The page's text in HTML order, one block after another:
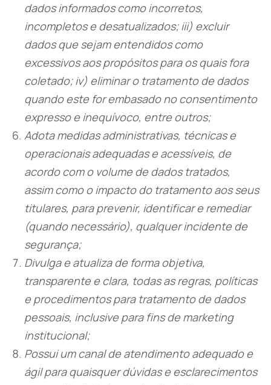
dados informados como incorretos,
incompletos e desatualizados; iii) excluir
dados que sejam entendidos como
excessivos aos propósitos para os quais fora
coletado; iv) eliminar o tratamento de dados
quando este for embasado no consentimento
expresso e inequívoco, entre outros;
Adota medidas administrativas, técnicas e
operacionais adequadas e acessíveis, de
acordo com o volume de dados tratados,
assim como o impacto do tratamento aos seus
titulares, para prevenir, identificar e remediar
(quando necessário), qualquer incidente de
segurança;
Divulga e atualiza de forma objetiva,
transparente e clara, todas as regras, políticas
e procedimentos para tratamento de dados
pessoais, inclusive para fins de marketing
institucional;
Possui um canal de atendimento adequado e
ágil para quaisquer dúvidas e esclarecimentos